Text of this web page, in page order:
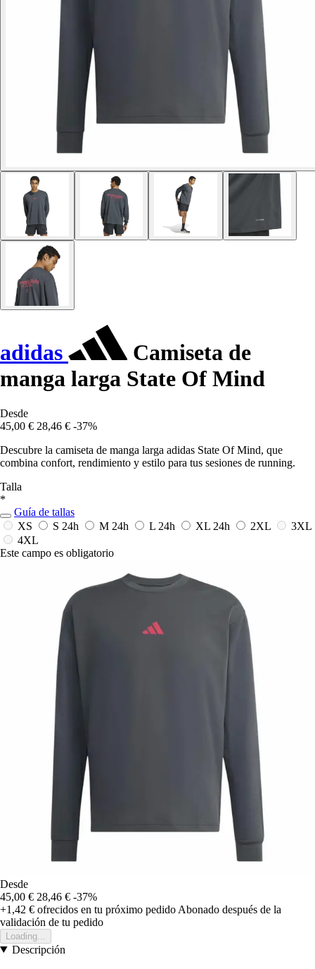
adidas
Camiseta de
manga larga State Of Mind
Desde
45,00 € 28,46 € -37%
Descubre la camiseta de manga larga adidas State Of Mind, que
combina confort, rendimiento y estilo para tus sesiones de running.
Talla
*
Guía de tallas
XS
S 24h M 24h L 24h XL 24h 2XL
3XL
4XL
Este campo es obligatorio
Desde
45,00 € 28,46 € -37%
+1,42 € ofrecidos en tu próximo pedido Abonado después de la
validación de tu pedido
Loading...
Descripción